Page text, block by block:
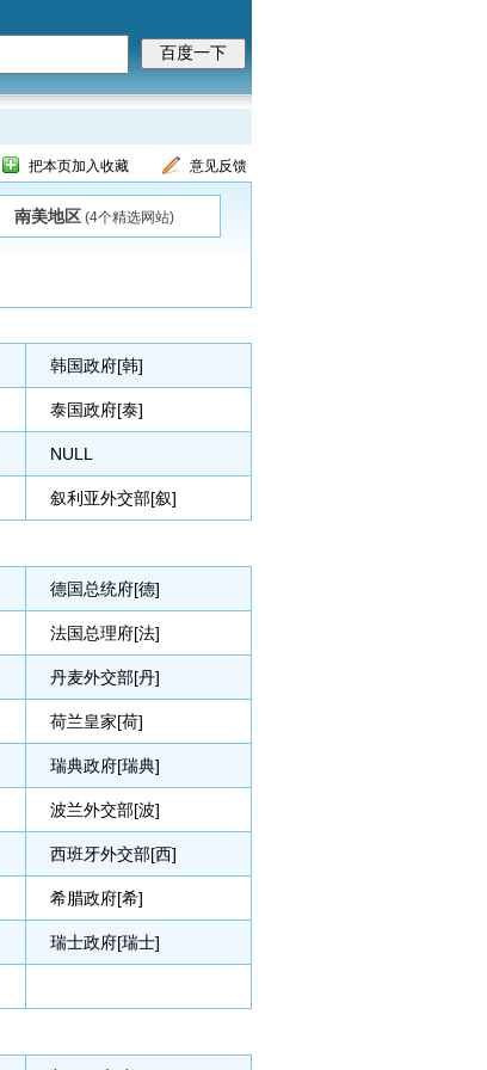
把本页加入收藏 意见反馈
南美地区 (4个精选网站)
韩国政府[韩]
泰国政府[泰]
NULL
叙利亚外交部[叙]
德国总统府[德]
法国总理府[法]
丹麦外交部[丹]
荷兰皇家[荷]
瑞典政府[瑞典]
波兰外交部[波]
西班牙外交部[西]
希腊政府[希]
瑞士政府[瑞士]